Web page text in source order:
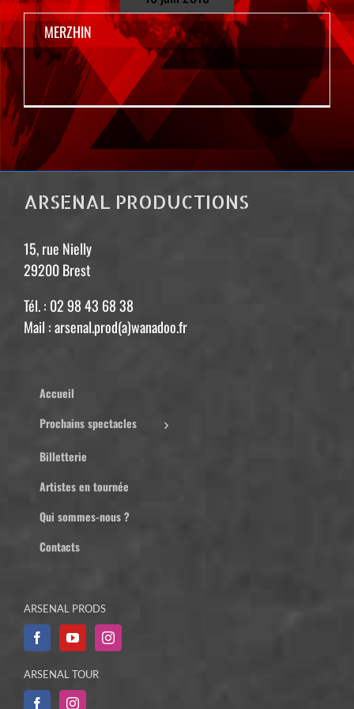
MERZHIN
ARSENAL PRODUCTIONS
15, rue Nielly
29200 Brest
Tél. : 02 98 43 68 38
Mail : arsenal.prod(a)wanadoo.fr
Accueil
Prochains spectacles
Billetterie
Artistes en tournée
Qui sommes-nous ?
Contacts
ARSENAL PRODS
ARSENAL TOUR